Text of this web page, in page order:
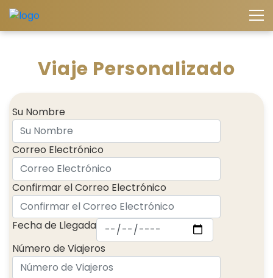
Viaje Personalizado
Su Nombre
Correo Electrónico
Confirmar el Correo Electrónico
Fecha de Llegada
Número de Viajeros